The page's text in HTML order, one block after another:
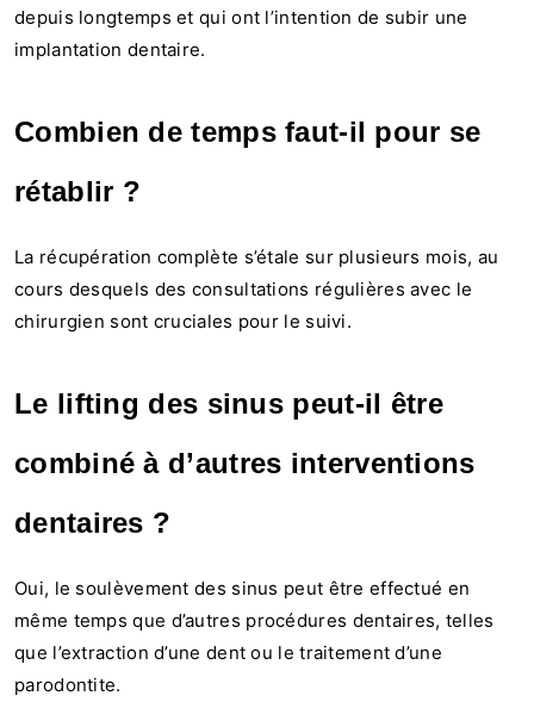
depuis longtemps et qui ont l’intention de subir une
implantation dentaire.
Combien de temps faut-il pour se
rétablir ?
La récupération complète s’étale sur plusieurs mois, au
cours desquels des consultations régulières avec le
chirurgien sont cruciales pour le suivi.
Le lifting des sinus peut-il être
combiné à d’autres interventions
dentaires ?
Oui, le soulèvement des sinus peut être effectué en
même temps que d’autres procédures dentaires, telles
que l’extraction d’une dent ou le traitement d’une
parodontite.